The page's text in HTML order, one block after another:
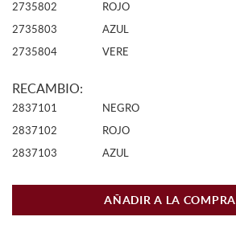
2735802
ROJO
2735803
AZUL
2735804
VERE
RECAMBIO:
2837101 NEGRO
2837102
ROJO
2837103
AZUL
AÑADIR A LA COMPRA